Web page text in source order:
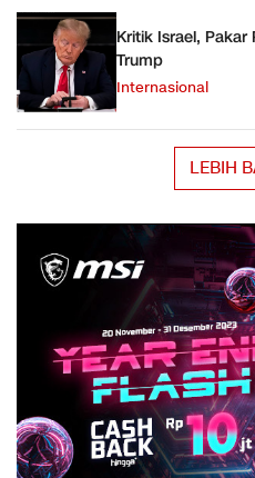
Kritik Israel, Pakar
Trump
Internasional
LEBIH